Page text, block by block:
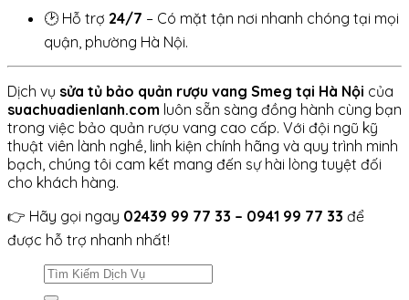
🕑 Hỗ trợ 24/7 – Có mặt tận nơi nhanh chóng tại mọi
quận, phường Hà Nội.
Dịch vụ sửa tủ bảo quản rượu vang Smeg tại Hà Nội của
suachuadienlanh.com luôn sẵn sàng đồng hành cùng bạn
trong việc bảo quản rượu vang cao cấp. Với đội ngũ kỹ
thuật viên lành nghề, linh kiện chính hãng và quy trình minh
bạch, chúng tôi cam kết mang đến sự hài lòng tuyệt đối
cho khách hàng.
👉 Hãy gọi ngay 02439 99 77 33 – 0941 99 77 33 để
được hỗ trợ nhanh nhất!